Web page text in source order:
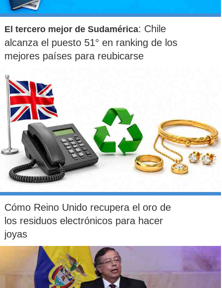
El tercero mejor de Sudamérica: Chile
alcanza el puesto 51° en ranking de los
mejores países para reubicarse
Cómo Reino Unido recupera el oro de
los residuos electrónicos para hacer
joyas